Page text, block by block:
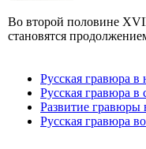
Во второй половине
становятся
Русская гравюра в
Русская гравюра в
Развитие гравюры
Русская гравюра